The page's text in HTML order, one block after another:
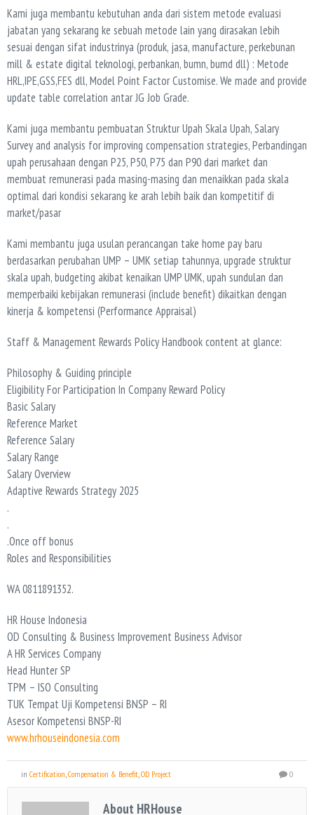
Kami juga membantu kebutuhan anda dari sistem metode evaluasi
jabatan yang sekarang ke sebuah metode lain yang dirasakan lebih
sesuai dengan sifat industrinya (produk, jasa, manufacture, perkebunan
mill & estate digital teknologi, perbankan, bumn, bumd dll) : Metode
HRL,IPE,GSS,FES dll, Model Point Factor Customise. We made and provide
update table correlation antar JG Job Grade.
Kami juga membantu pembuatan Struktur Upah Skala Upah, Salary
Survey and analysis for improving compensation strategies, Perbandingan
upah perusahaan dengan P25, P50, P75 dan P90 dari market dan
membuat remunerasi pada masing-masing dan menaikkan pada skala
optimal dari kondisi sekarang ke arah lebih baik dan kompetitif di
market/pasar
Kami membantu juga usulan perancangan take home pay baru
berdasarkan perubahan UMP – UMK setiap tahunnya, upgrade struktur
skala upah, budgeting akibat kenaikan UMP UMK, upah sundulan dan
memperbaiki kebijakan remunerasi (include benefit) dikaitkan dengan
kinerja & kompetensi (Performance Appraisal)
Staff & Management Rewards Policy Handbook content at glance:
Philosophy & Guiding principle
Eligibility For Participation In Company Reward Policy
Basic Salary
Reference Market
Reference Salary
Salary Range
Salary Overview
Adaptive Rewards Strategy 2025
.
.
.Once off bonus
Roles and Responsibilities
WA 0811891352.
HR House Indonesia
OD Consulting & Business Improvement Business Advisor
A HR Services Company
Head Hunter SP
TPM – ISO Consulting
TUK Tempat Uji Kompetensi BNSP – RI
Asesor Kompetensi BNSP-RI
www.hrhouseindonesia.com
in Certification,Compensation & Benefit,OD Project 0
About HRHouse